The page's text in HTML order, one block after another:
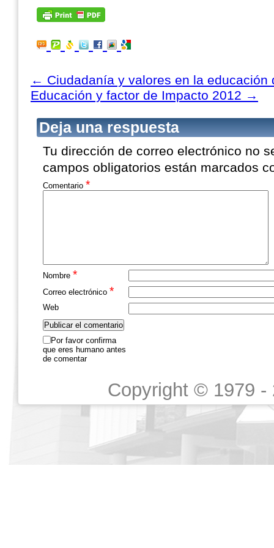
← Ciudadanía y valores en la educación
Educación y factor de Impacto 2012 →
Deja una respuesta
Tu dirección de correo electrónico no
campos obligatorios están marcados
Comentario *
Nombre *
Correo electrónico *
Web
Por favor confirma
que eres humano antes
de comentar
Copyright © 1979 -